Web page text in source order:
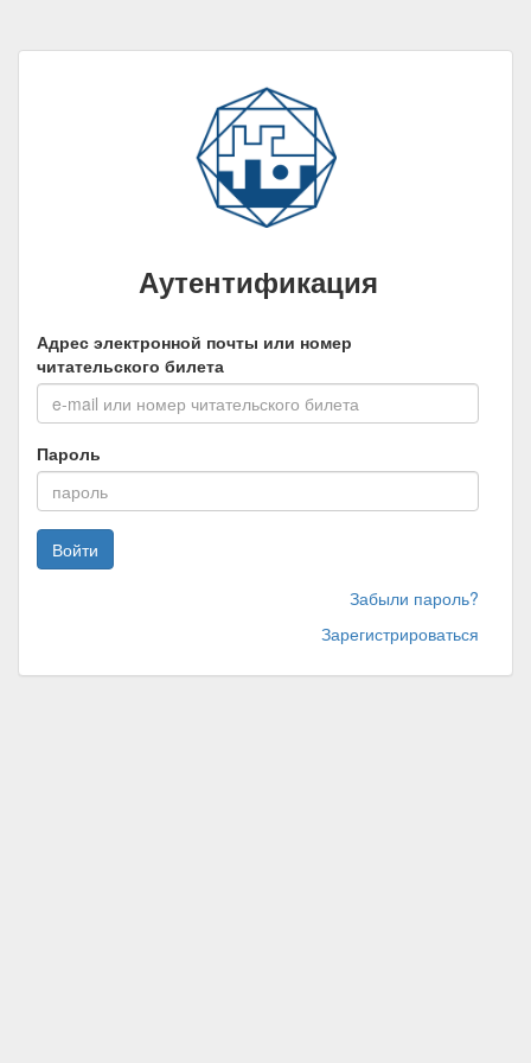
Аутентификация
Адрес электронной почты или номер
читательского билета
Пароль
Войти
Забыли пароль?
Зарегистрироваться